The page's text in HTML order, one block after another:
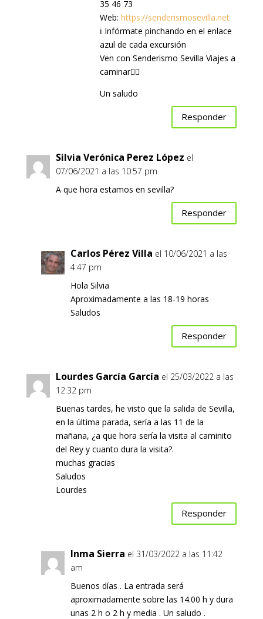
35 46 73
Web: https://senderismosevilla.net
ℹ Infórmate pinchando en el enlace
azul de cada excursión
Ven con Senderismo Sevilla Viajes a
caminar🚶‍♀️
Un saludo
Responder
Silvia Verónica Perez López el
07/06/2021 a las 10:57 pm
A que hora estamos en sevilla?
Responder
Carlos Pérez Villa el 10/06/2021 a las
4:47 pm
Hola Silvia
Aproximadamente a las 18-19 horas
Saludos
Responder
Lourdes García García el 25/03/2022 a las
12:32 pm
Buenas tardes, he visto que la salida de Sevilla,
en la última parada, sería a las 11 de la
mañana, ¿a que hora sería la visita al caminito
del Rey y cuanto dura la visita?.
muchas gracias
Saludos
Lourdes
Responder
Inma Sierra el 31/03/2022 a las 11:42
am
Buenos días . La entrada será
aproximadamente sobre las 14.00 h y dura
unas 2 h o 2 h y media . Un saludo .